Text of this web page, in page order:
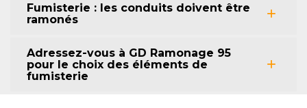
Fumisterie : les conduits doivent être
ramonés
Adressez-vous à GD Ramonage 95
pour le choix des éléments de
fumisterie